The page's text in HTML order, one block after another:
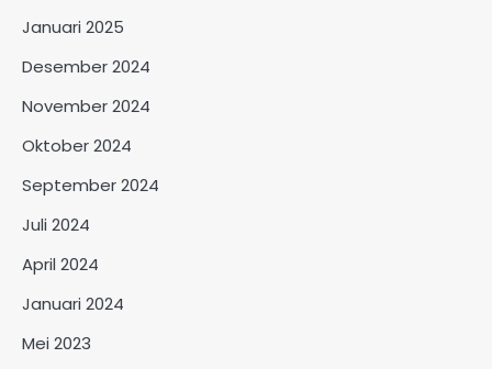
Januari 2025
Desember 2024
November 2024
Oktober 2024
September 2024
Juli 2024
April 2024
Januari 2024
Mei 2023